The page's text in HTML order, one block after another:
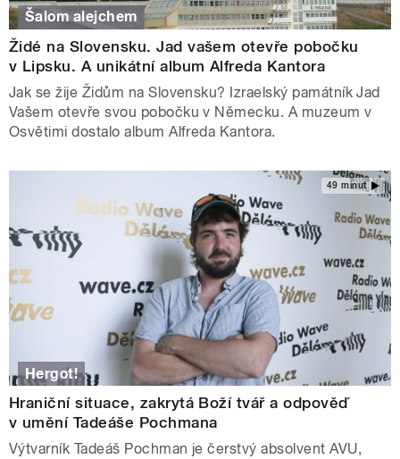
Šalom alejchem
Židé na Slovensku. Jad vašem otevře pobočku
v Lipsku. A unikátní album Alfreda Kantora
Jak se žije Židům na Slovensku? Izraelský památník Jad
Vašem otevře svou pobočku v Německu. A muzeum v
Osvětimi dostalo album Alfreda Kantora.
49 minut
Hergot!
Hraniční situace, zakrytá Boží tvář a odpověď
v umění Tadeáše Pochmana
Výtvarník Tadeáš Pochman je čerstvý absolvent AVU,